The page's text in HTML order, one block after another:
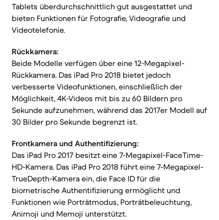
Tablets überdurchschnittlich gut ausgestattet und
bieten Funktionen für Fotografie, Videografie und
Videotelefonie.
Rückkamera:
Beide Modelle verfügen über eine 12-Megapixel-
Rückkamera. Das iPad Pro 2018 bietet jedoch
verbesserte Videofunktionen, einschließlich der
Möglichkeit, 4K-Videos mit bis zu 60 Bildern pro
Sekunde aufzunehmen, während das 2017er Modell auf
30 Bilder pro Sekunde begrenzt ist.
Frontkamera und Authentifizierung:
Das iPad Pro 2017 besitzt eine 7-Megapixel-FaceTime-
HD-Kamera. Das iPad Pro 2018 führt eine 7-Megapixel-
TrueDepth-Kamera ein, die Face ID für die
biometrische Authentifizierung ermöglicht und
Funktionen wie Porträtmodus, Porträtbeleuchtung,
Animoji und Memoji unterstützt.